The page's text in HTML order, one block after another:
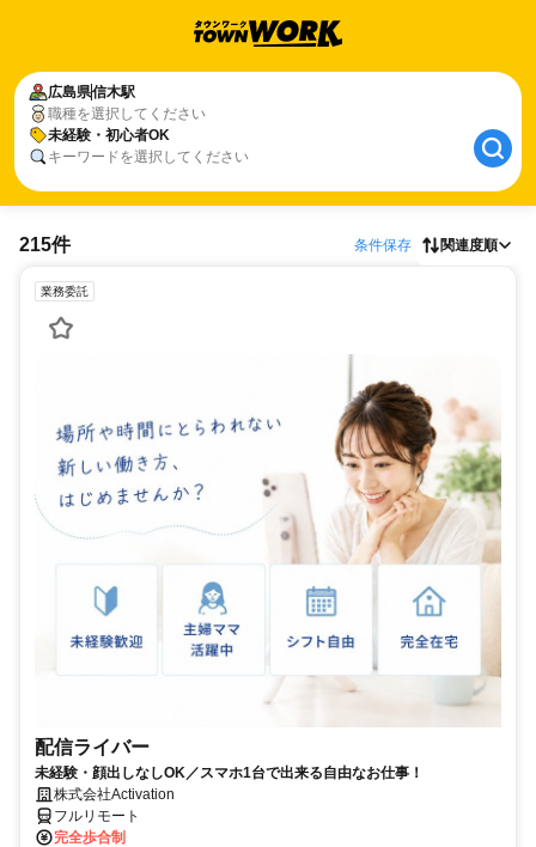
広島県信木駅
職種を選択してください
未経験・初心者OK
キーワードを選択してください
215件 条件保存 関連度順
業務委託
配信ライバー
未経験・顔出しなしOK／スマホ1台で出来る自由なお仕事！
株式会社Activation
フルリモート
完全歩合制